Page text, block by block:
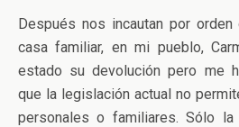
Después nos incautan por
casa familiar, en mi pueblo,
estado su devolución pero me
que la legislación actual no
personales o familiares. Sólo